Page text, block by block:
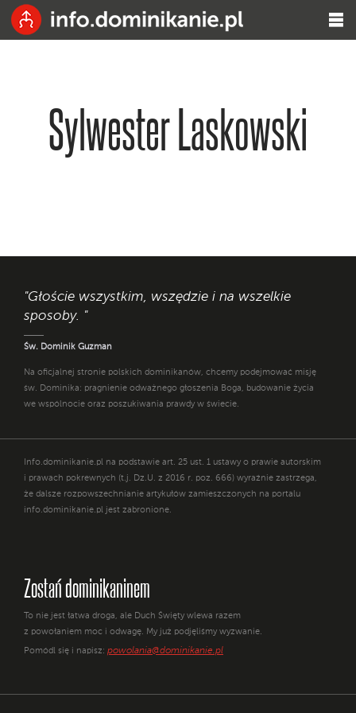
Sylwester Laskowski
"Głoście wszystkim, wszędzie i na wszelkie
sposoby. "
Św. Dominik Guzman
Na oficjalnej stronie polskich dominikanów, chcemy podejmować misję
św. Dominika: pragnienie odważnego głoszenia Boga, budowanie życia
we wspólnocie oraz poszukiwania prawdy w świecie.
Info.dominikanie.pl na podstawie art. 25 ust. 1 ustawy o prawie autorskim
i prawach pokrewnych (t.j. Dz.U. z 2016 r. poz. 666) wyraźnie zastrzega,
że dalsze rozpowszechnianie artykułów zamieszczonych na portalu
info.dominikanie.pl jest zabronione.
Zostań dominikaninem
To nie jest łatwa droga, ale Duch Święty wlewa razem
z powołaniem moc i odwagę. My już podjęliśmy wyzwanie.
Pomódl się i napisz: powolania@dominikanie.pl